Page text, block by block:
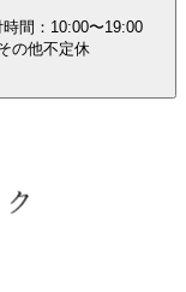
時間：10:00〜19:00
の他不定休